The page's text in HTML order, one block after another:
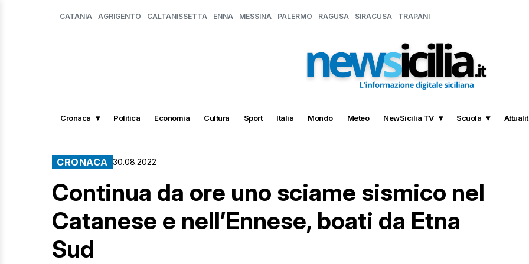
CATANIA AGRIGENTO CALTANISSETTA ENNA MESSINA PALERMO RAGUSA SIRACUSA TRAPANI
Cronaca Politica Economia Cultura Sport Italia Mondo Meteo NewSicilia TV Scuola
CRONACA 30.08.2022
Continua da ore uno sciame sismico nel
Catanese e nell’Ennese, boati da Etna
Sud